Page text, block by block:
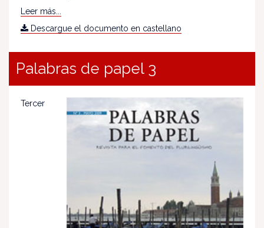
Leer más...
Descargue el documento en castellano
Palabras de papel 3
Tercer